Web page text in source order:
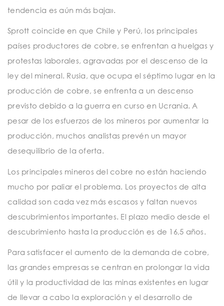
tendencia es aún más baja».
Sprott coincide en que Chile y Perú, los principales
países productores de cobre, se enfrentan a huelgas y
protestas laborales, agravadas por el descenso de la
ley del mineral. Rusia, que ocupa el séptimo lugar en la
producción de cobre, se enfrenta a un descenso
previsto debido a la guerra en curso en Ucrania. A
pesar de los esfuerzos de los mineros por aumentar la
producción, muchos analistas prevén un mayor
desequilibrio de la oferta.
Los principales mineros del cobre no están haciendo
mucho por paliar el problema. Los proyectos de alta
calidad son cada vez más escasos y faltan nuevos
descubrimientos importantes. El plazo medio desde el
descubrimiento hasta la producción es de 16,5 años.
Para satisfacer el aumento de la demanda de cobre,
las grandes empresas se centran en prolongar la vida
útil y la productividad de las minas existentes en lugar
de llevar a cabo la exploración y el desarrollo de